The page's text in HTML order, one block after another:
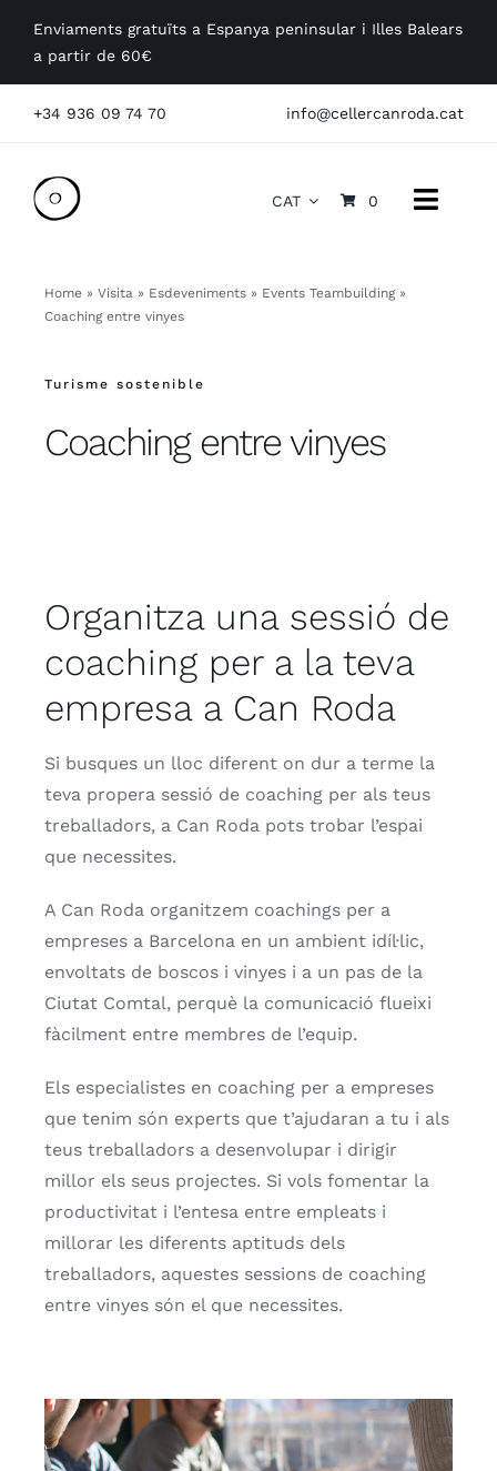
Enviaments gratuïts a Espanya peninsular i Illes Balears
a partir de 60€
+34 936 09 74 70 info@cellercanroda.cat
Toggle
Targeta regal
CAT 0
Home» Visita» Esdeveniments» Events Teambuilding»
Coaching entre vinyes
Turisme sostenible
Coaching entre vinyes
Organitza una sessió de
coaching per a la teva
empresa a Can Roda
Si busques un lloc diferent on dur a terme la
teva propera sessió de coaching per als teus
treballadors, a Can Roda pots trobar l’espai
que necessites.
A Can Roda organitzem coachings per a
empreses a Barcelona en un ambient idíl·lic,
envoltats de boscos i vinyes i a un pas de la
Ciutat Comtal, perquè la comunicació flueixi
fàcilment entre membres de l’equip.
Els especialistes en coaching per a empreses
que tenim són experts que t’ajudaran a tu i als
teus treballadors a desenvolupar i dirigir
millor els seus projectes. Si vols fomentar la
productivitat i l’entesa entre empleats i
millorar les diferents aptituds dels
treballadors, aquestes sessions de coaching
entre vinyes són el que necessites.